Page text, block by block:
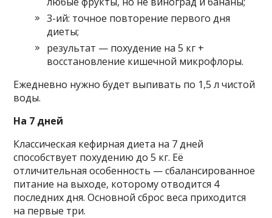
3-ий: точное повторение первого дня
диеты;
результат — похудение на 5 кг +
восстановление кишечной микрофлоры.
Ежедневно нужно будет выпивать по 1,5 л чистой
воды.
На 7 дней
Классическая кефирная диета на 7 дней
способствует похудению до 5 кг. Её
отличительная особенность — сбалансированное
питание на выходе, которому отводится 4
последних дня. Основной сброс веса приходится
на первые три.